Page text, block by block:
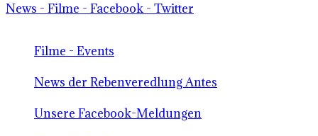
News - Filme - Facebook - Twitter
Filme - Events
News der Rebenveredlung Antes
Unsere Facebook-Meldungen